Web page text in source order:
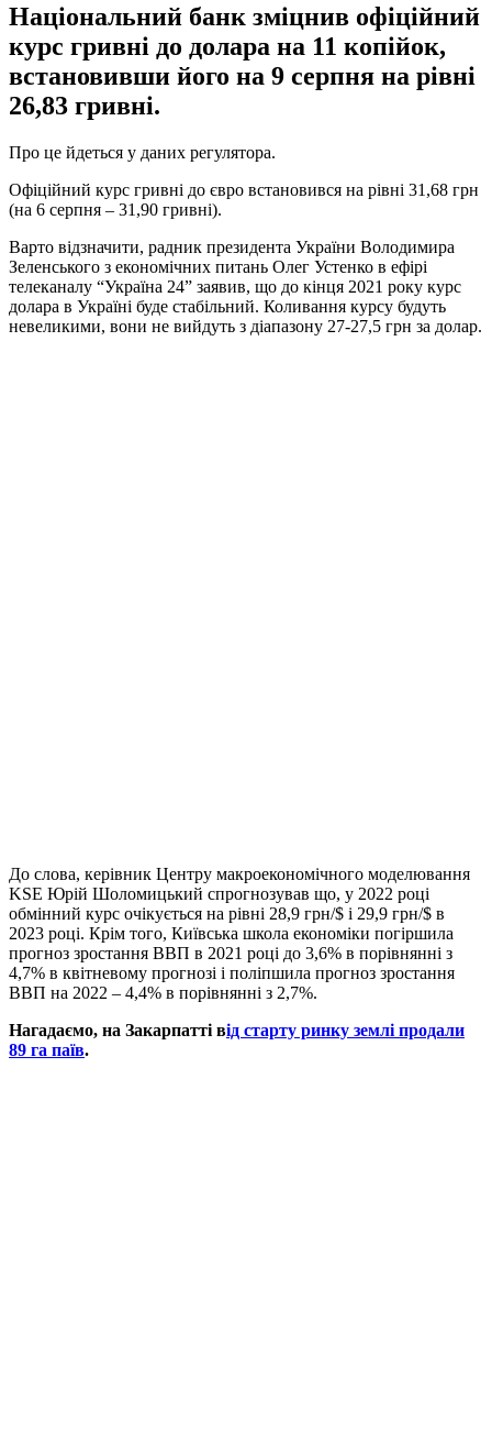
Національний банк зміцнив офіційний
курс гривні до долара на 11 копійок,
встановивши його на 9 серпня на рівні
26,83 гривні.
Про це йдеться у даних регулятора.
Офіційний курс гривні до євро встановився на рівні 31,68 грн
(на 6 серпня – 31,90 гривні).
Варто відзначити, радник президента України Володимира
Зеленського з економічних питань Олег Устенко в ефірі
телеканалу “Україна 24” заявив, що до кінця 2021 року курс
долара в Україні буде стабільний. Коливання курсу будуть
невеликими, вони не вийдуть з діапазону 27-27,5 грн за долар.
До слова, керівник Центру макроекономічного моделювання
KSE Юрій Шоломицький спрогнозував що, у 2022 році
обмінний курс очікується на рівні 28,9 грн/$ і 29,9 грн/$ в
2023 році. Крім того, Київська школа економіки погіршила
прогноз зростання ВВП в 2021 році до 3,6% в порівнянні з
4,7% в квітневому прогнозі і поліпшила прогноз зростання
ВВП на 2022 – 4,4% в порівнянні з 2,7%.
Нагадаємо, на Закарпатті від старту ринку землі продали
89 га паїв.